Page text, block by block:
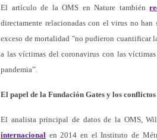
El artículo de la OMS en Nature también
directamente relacionadas con el virus no
exceso de mortalidad "no pudieron cuantificar
a las víctimas del coronavirus con las
pandemia”.
El papel de la Fundación Gates y los
El analista principal de datos de la OMS,
internacional en 2014 en el Instituto de